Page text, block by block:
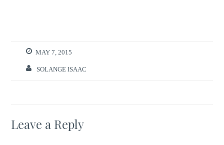
MAY 7, 2015
SOLANGE ISAAC
Leave a Reply